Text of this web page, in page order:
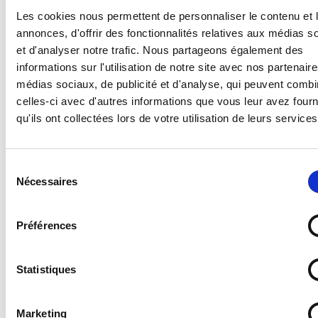
Les cookies nous permettent de personnaliser le contenu et
annonces, d'offrir des fonctionnalités relatives aux médias
et d'analyser notre trafic. Nous partageons également des
informations sur l'utilisation de notre site avec nos
médias sociaux, de publicité et d'analyse, qui peuvent
celles-ci avec d'autres informations que vous leur avez
qu'ils ont collectées lors de votre utilisation de leurs
Nécessaires
Préférences
Statistiques
Marketing
ici.
Caractéristiques :
- Norme : ISO 7010
- Catégorie : Evacuation et secours
- Référence du pictogramme : E038
- Format : Carré
- Vitrophanie (autocollant à poser sur une vitre en
- PS Choc 1.5 mm (polystyrène rigide ultra résistant)